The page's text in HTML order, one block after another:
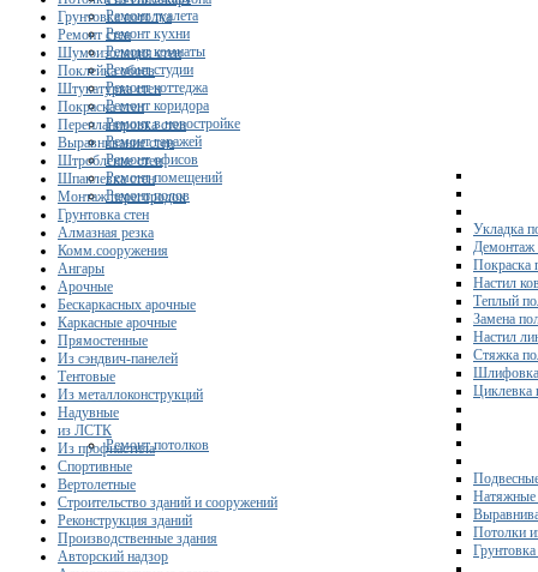
Ремонт туалета
Ремонт кухни
Ремонт комнаты
Ремонт студии
Ремонт коттеджа
Ремонт коридора
Ремонт в новостройке
Ремонт гаражей
Ремонт офисов
Ремонт помещений
Ремонт полов
Укладка
Демонтаж
Покраска
Настил
Теплый
Замена
Настил
Стяжка
Циклевка
Ремонт потолков
Натяжные
Потолки
Грунтовка потолка
Ремонт стен
Шумоизоляция стен
Поклейка обоев
Штукатурка стен
Покраска стен
Перепланировка стен
Выравнивание стен
Штробление стен
Шпаклевка стен
Монтаж перегородок
Грунтовка стен
Алмазная резка
Комм.сооружения
Ангары
Арочные
Бескаркасных арочные
Каркасные арочные
Прямостенные
Из сэндвич-панелей
Тентовые
Из металлоконструкций
Надувные
из ЛСТК
Из профнастила
Спортивные
Вертолетные
Строительство зданий и сооружений
Реконструкция зданий
Производственные здания
Авторский надзор